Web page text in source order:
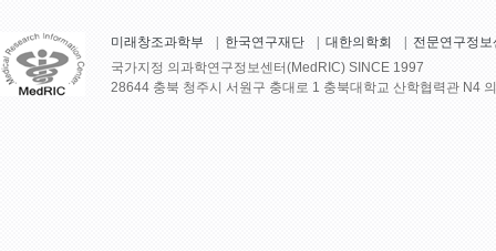
미래창조과학부 한국연구재단 대한의학회
전문연구정보
국가지정 의과학연구정보센터(MedRIC) SINCE 1997
28644 충북 청주시 서원구 충대로 1 충북대학교 산학협력관 N4